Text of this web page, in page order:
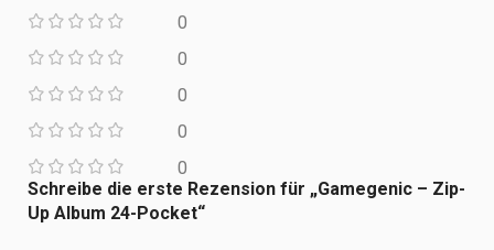
0
0
0
0
0
Schreibe die erste Rezension für „Gamegenic – Zip-
Up Album 24-Pocket“